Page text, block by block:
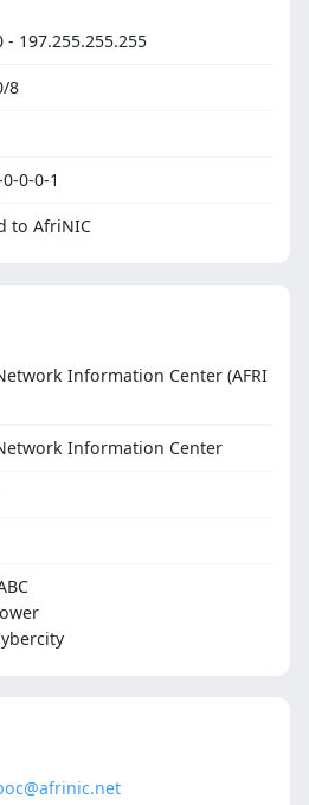
- 197.255.255.255
8
0-0-1
to AfriNIC
Information Center (AFRI
Information Center